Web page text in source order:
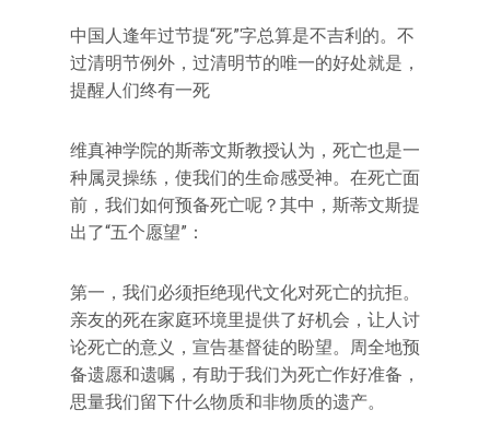
中国人逢年过节提“死”字总算是不吉利的。不
过清明节例外，过清明节的唯一的好处就是，
提醒人们终有一死
维真神学院的斯蒂文斯教授认为，死亡也是一
种属灵操练，使我们的生命感受神。在死亡面
前，我们如何预备死亡呢？其中，斯蒂文斯提
出了“五个愿望”：
第一，我们必须拒绝现代文化对死亡的抗拒。
亲友的死在家庭环境里提供了好机会，让人讨
论死亡的意义，宣告基督徒的盼望。周全地预
备遗愿和遗嘱，有助于我们为死亡作好准备，
思量我们留下什么物质和非物质的遗产。